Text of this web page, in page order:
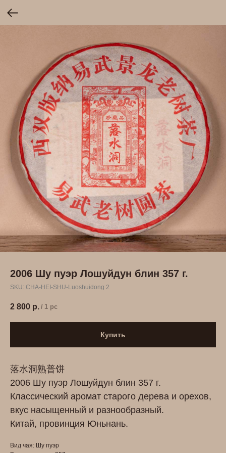
2006 Шу пуэр Лошуйдун блин 357 г.
SKU: СHA-HEI-SHU-Luoshuidong 2
2 800 р. / 1 pc
Купить
落水洞熟普饼
2006 Шу пуэр Лошуйдун блин 357 г.
Классический аромат старого дерева и орехов,
вкус насыщенный и разнообразный.
Китай, провинция Юньнань.
Вид чая: Шу пуэр